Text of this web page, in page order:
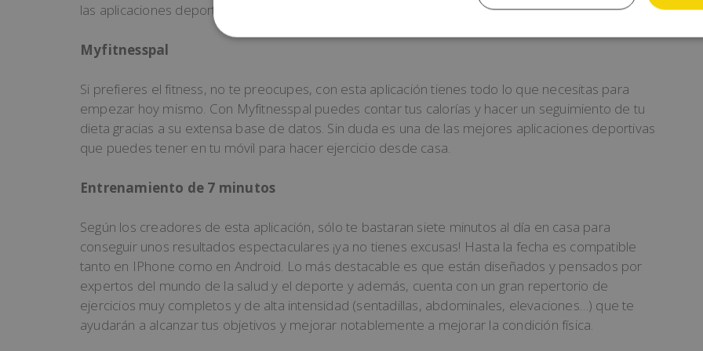
las aplicaciones deportivas más completas para el cardio y además ¡totalmente gratis!
Myfitnesspal
Si prefieres el fitness, no te preocupes, con esta aplicación tienes todo lo que necesitas para
empezar hoy mismo. Con Myfitnesspal puedes contar tus calorías y hacer un seguimiento de tu
dieta gracias a su extensa base de datos. Sin duda es una de las mejores aplicaciones deportivas
que puedes tener en tu móvil para hacer ejercicio desde casa.
Entrenamiento de 7 minutos
Según los creadores de esta aplicación, sólo te bastaran siete minutos al día en casa para
conseguir unos resultados espectaculares ¡ya no tienes excusas! Hasta la fecha es compatible
tanto en IPhone como en Android. Lo más destacable es que están diseñados y pensados por
expertos del mundo de la salud y el deporte y además, cuenta con un gran repertorio de
ejercicios muy completos y de alta intensidad (sentadillas, abdominales, elevaciones…) que te
ayudarán a alcanzar tus objetivos y mejorar notablemente a mejorar la condición física.